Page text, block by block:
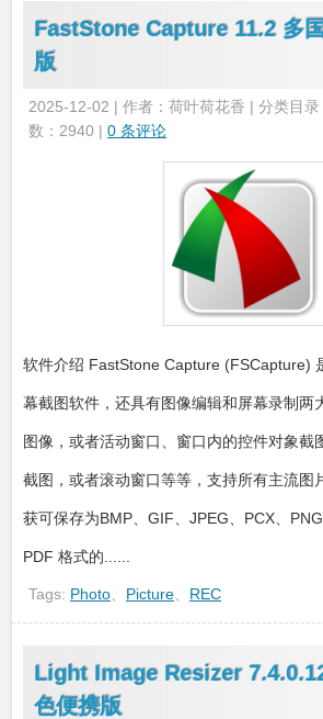
FastStone Capture 11.2 多
版
2025-12-02 | 作者：荷叶荷花香 | 分类目录
数：2940 | 0 条评论
软件介绍 FastStone Capture (FSCapture)
幕截图软件，还具有图像编辑和屏幕录制两
图像，或者活动窗口、窗口内的控件对象截
截图，或者滚动窗口等等，支持所有主流图
获可保存为BMP、GIF、JPEG、PCX、
PDF 格式的......
Tags: Photo Picture REC
Light Image Resizer
色便携版